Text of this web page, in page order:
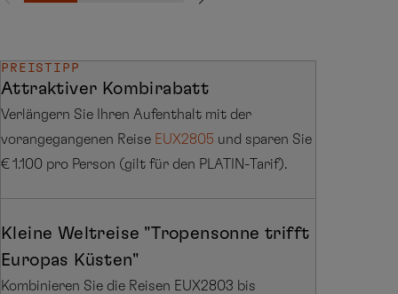
PREISTIPP
Attraktiver Kombirabatt
Verlängern Sie Ihren Aufenthalt mit der
vorangegangenen Reise EUX2805 und sparen Sie
€ 1.100 pro Person (gilt für den PLATIN-Tarif).
Kleine Weltreise "Tropensonne trifft
Europas Küsten"
Kombinieren Sie die Reisen EUX2803 bis